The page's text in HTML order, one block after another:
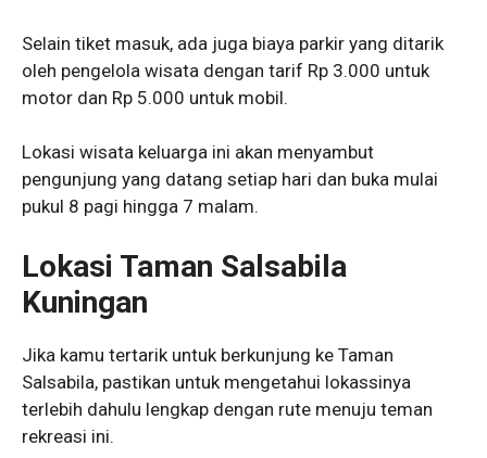
Selain tiket masuk, ada juga biaya parkir yang ditarik
oleh pengelola wisata dengan tarif Rp 3.000 untuk
motor dan Rp 5.000 untuk mobil.
Lokasi wisata keluarga ini akan menyambut
pengunjung yang datang setiap hari dan buka mulai
pukul 8 pagi hingga 7 malam.
Lokasi Taman Salsabila
Kuningan
Jika kamu tertarik untuk berkunjung ke Taman
Salsabila, pastikan untuk mengetahui lokassinya
terlebih dahulu lengkap dengan rute menuju teman
rekreasi ini.